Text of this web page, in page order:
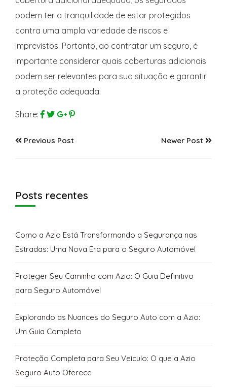
podem ter a tranquilidade de estar protegidos
contra uma ampla variedade de riscos e
imprevistos. Portanto, ao contratar um seguro, é
importante considerar quais coberturas adicionais
podem ser relevantes para sua situação e garantir
a proteção adequada.
Share:
Previous Post Newer Post
Posts recentes
Como a Azio Está Transformando a Segurança nas
Estradas: Uma Nova Era para o Seguro Automóvel
Proteger Seu Caminho com Azio: O Guia Definitivo
para Seguro Automóvel
Explorando as Nuances do Seguro Auto com a Azio:
Um Guia Completo
Proteção Completa para Seu Veículo: O que a Azio
Seguro Auto Oferece